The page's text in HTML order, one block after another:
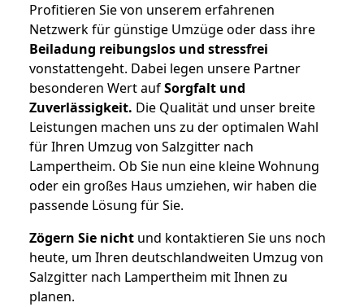
Profitieren Sie von unserem erfahrenen
Netzwerk für günstige Umzüge oder dass ihre
Beiladung reibungslos und stressfrei
vonstattengeht. Dabei legen unsere Partner
besonderen Wert aufSorgfalt und
Zuverlässigkeit. Die Qualität und unser breite
Leistungen machen uns zu der optimalen Wahl
für Ihren Umzug von Salzgitter nach
Lampertheim. Ob Sie nun eine kleine Wohnung
oder ein großes Haus umziehen, wir haben die
passende Lösung für Sie.
Zögern Sie nicht und kontaktieren Sie uns noch
heute, um Ihren deutschlandweiten Umzug von
Salzgitter nach Lampertheim mit Ihnen zu
planen.